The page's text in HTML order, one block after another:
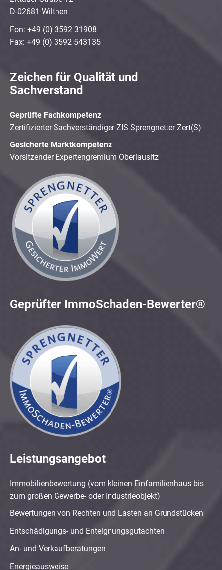
D-02681 Wilthen
Fon: +49 (0) 3592 31908
Fax: +49 (0) 3592 543135
Zeichen für Qualität und
Sachverstand
Geprüfte Fachkompetenz
Zertifizierter Sachverständiger ZIS Sprengnetter Zert(S)
Gesicherte Marktkompetenz
Vorsitzender Expertengremium Oberlausitz
Geprüfter ImmoSchaden-Bewerter®
Leistungsangebot
Immobilienbewertung (vom kleinen Einfamilienhaus bis
zum großen Gewerbe- oder Industrieobjekt)
Bewertungen von Rechten und Lasten an Grundstücken
Entschädigungs- und Enteignungsgutachten
An- und Verkaufberatungen
Energieausweise